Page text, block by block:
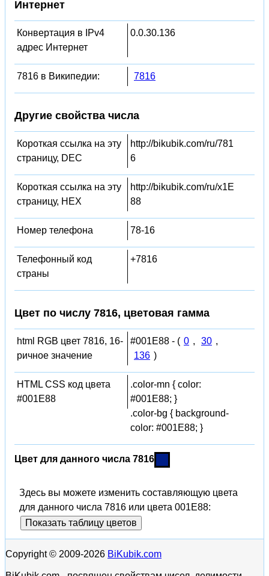
Интернет
Конвертация в IPv4
адрес Интернет
0.0.30.136
7816 в Википедии: 7816
Другие свойства числа
Короткая ссылка на эту
страницу, DEC
http://bikubik.com/ru/781
6
Короткая ссылка на эту
страницу, HEX
http://bikubik.com/ru/x1E
88
Номер телефона 78-16
Телефонный код
страны
+7816
Цвет по числу 7816, цветовая гамма
html RGB цвет 7816, 16-
ричное значение
#001E88 - ( 0 , 30 ,
136 )
HTML CSS код цвета
#001E88
.color-mn { color:
#001E88; }
.color-bg { background-
color: #001E88; }
Цвет для данного числа 7816
Здесь вы можете изменить составляющую цвета
для данного числа 7816 или цвета 001E88:
Показать таблицу цветов
Copyright © 2009-2026 BiKubik.com